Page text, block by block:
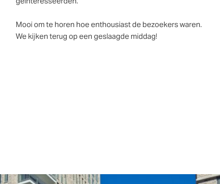
Mooi om te horen hoe enthousiast de bezoekers waren.
We kijken terug op een geslaagde middag!